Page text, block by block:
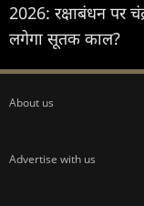
2026: रक्षाबंधन पर
लगेगा सूतक काल?
About us
Advertise with us